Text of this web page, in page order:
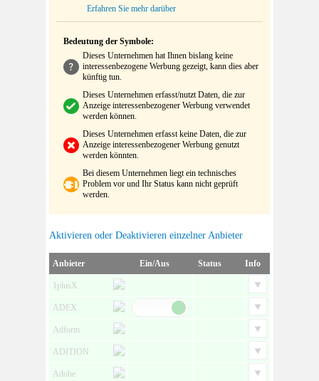
Erfahren Sie mehr darüber
Bedeutung der Symbole:
Dieses Unternehmen hat Ihnen bislang keine
interessenbezogene Werbung gezeigt, kann dies aber
künftig tun.
Dieses Unternehmen erfasst/nutzt Daten, die zur
Anzeige interessenbezogener Werbung verwendet
werden können.
Dieses Unternehmen erfasst keine Daten, die zur
Anzeige interessenbezogener Werbung genutzt
werden könnten.
Bei diesem Unternehmen liegt ein technisches
Problem vor und Ihr Status kann nicht geprüft
werden.